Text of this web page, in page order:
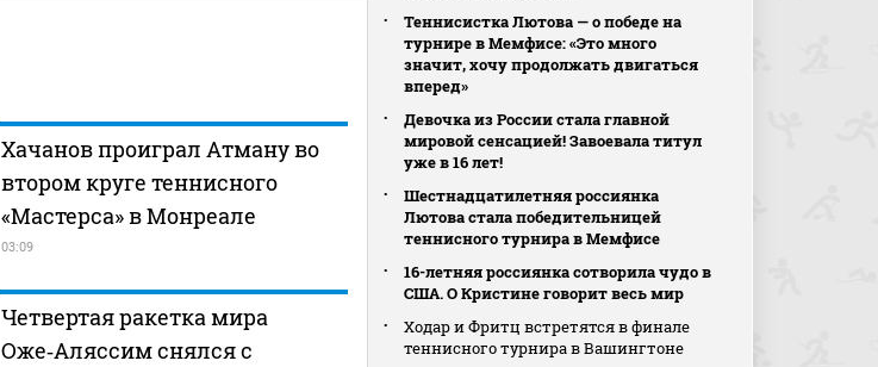
Хачанов проиграл Атману во
втором круге теннисного
«Мастерса» в Монреале
03:09
Четвертая ракетка мира
Оже‑Аляссим снялся с
Теннисистка Лютова — о победе на
турнире в Мемфисе: «Это много
значит, хочу продолжать двигаться
вперед»
Девочка из России стала главной
мировой сенсацией! Завоевала титул
уже в 16 лет!
Шестнадцатилетняя россиянка
Лютова стала победительницей
теннисного турнира в Мемфисе
16-летняя россиянка сотворила чудо в
США. О Кристине говорит весь мир
Ходар и Фритц встретятся в финале
теннисного турнира в Вашингтоне